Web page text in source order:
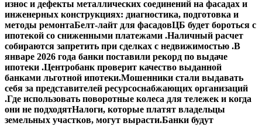
износ и дефекты металлических соединений на фасадах и
инженерных конструкциях: диагностика, подготовка и
методы ремонтаБелт-лайт для фасадовЦБ будет бороться с
ипотекой со сниженными платежами .Наличный расчет
собираются запретить при сделках с недвижимостью .В
январе 2026 года банки поставили рекорд по выдаче
ипотеки .Центробанк проверит качество выданной
банками льготной ипотеки.Мошенники стали выдавать
себя за представителей ресурсоснабжающих организаций
.Где использовать поворотные колеса для тележек и когда
они не подходятНалоги, которые платят владельцы
земельных участков, могут вырасти.Банки будут